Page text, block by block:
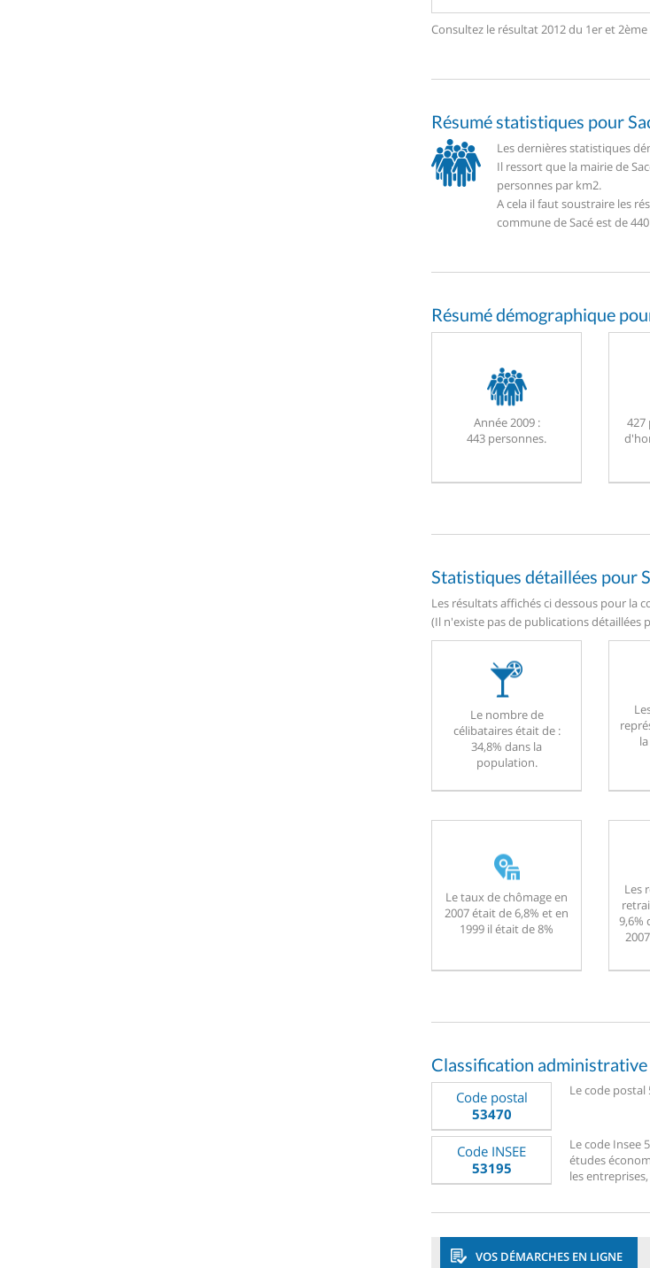
Consultez le résultat 2012 du 1er et
Résumé statistiques pour
Les dernières statistiques
Il ressort que la mairie de
personnes par km2.
A cela il faut soustraire les
commune de Sacé est de
Résumé démographique
Année 2009 :
443 personnes.
427
Statistiques détaillées pour
Les résultats affichés ci dessous pour la
(Il n'existe pas de publications détaillées
Le nombre de
célibataires était de :
34,8% dans la
population.
Le taux de chômage en
2007 était de 6,8% et en
1999 il était de 8%
Les
9,6%
Classification administrative
Code postal
53470
Le code
Code INSEE
53195
Le code Insee
études
les
VOS DÉMARCHES EN LIGNE